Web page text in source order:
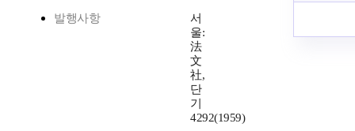
발행사항
서
울:
法
文
社,
단
기
4292(1959)